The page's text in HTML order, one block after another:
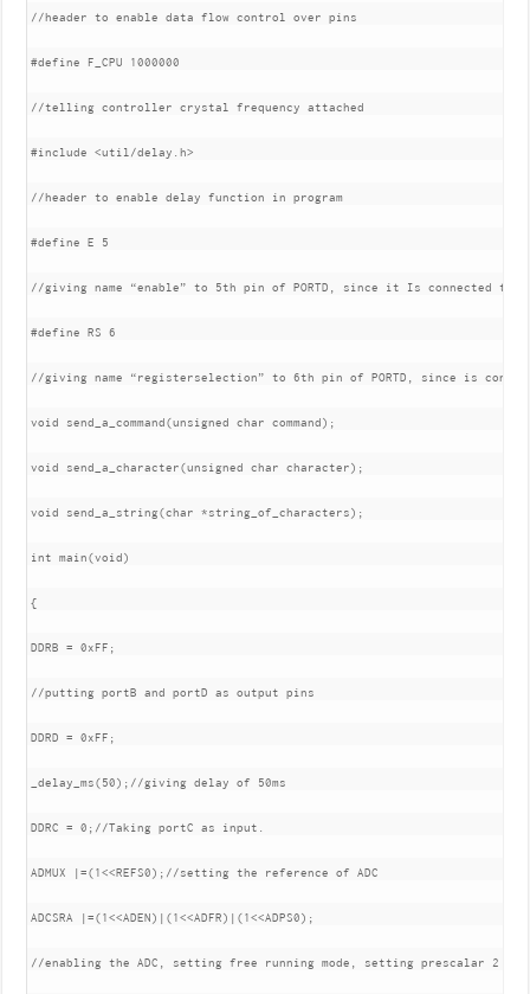
//header to enable data flow control over pins
#define F_CPU 1000000
//telling controller crystal frequency attached
#include <util/delay.h>
//header to enable delay function in program
#define E 5
//giving name “enable” to 5th pin of PORTD, since it Is connected to
#define RS 6
//giving name “registerselection” to 6th pin of PORTD, since is
void send_a_command(unsigned char command);
void send_a_character(unsigned char character);
void send_a_string(char *string_of_characters);
int main(void)
{
DDRB = 0xFF;
//putting portB and portD as output pins
DDRD = 0xFF;
_delay_ms(50);//giving delay of 50ms
DDRC = 0;//Taking portC as input.
ADMUX |=(1<<REFS0);//setting the reference of ADC
ADCSRA |=(1<<ADEN)|(1<<ADFR)|(1<<ADPS0);
//enabling the ADC, setting free running mode, setting prescalar 2